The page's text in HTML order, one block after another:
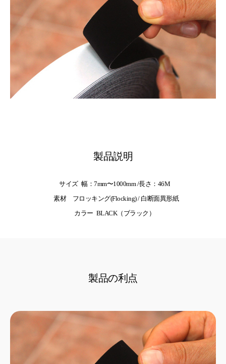
製品説明
サイズ 幅：7mm〜1000mm /長さ：46M
素材
フロッキング(Flocking) / 白断面異形紙
カラー BLACK（ブラック）
製品の利点